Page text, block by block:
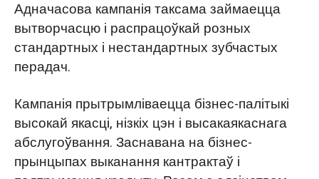
Адначасова кампанія таксама займаецца
вытворчасцю і распрацоўкай розных
стандартных і нестандартных зубчастых
перадач.
Кампанія прытрымліваецца бізнес-палітыкі
высокай якасці, нізкіх цэн і высакаякаснага
абслугоўвання. Заснавана на бізнес-
прынцыпах выканання кантрактаў і